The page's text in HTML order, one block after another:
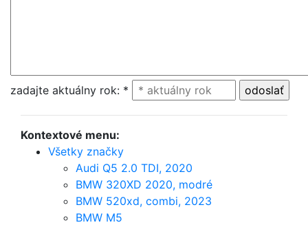
zadajte aktuálny rok: *
Kontextové menu:
Všetky značky
Audi Q5 2.0 TDI, 2020
BMW 320XD 2020, modré
BMW 520xd, combi, 2023
BMW M5